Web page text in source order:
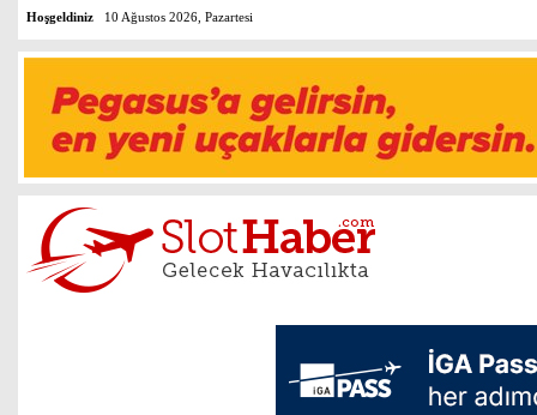
Hoşgeldiniz 10 Ağustos 2026, Pazartesi